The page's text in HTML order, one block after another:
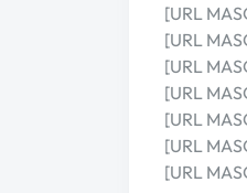
[URL
[URL
[URL
[URL
[URL
[URL
[URL